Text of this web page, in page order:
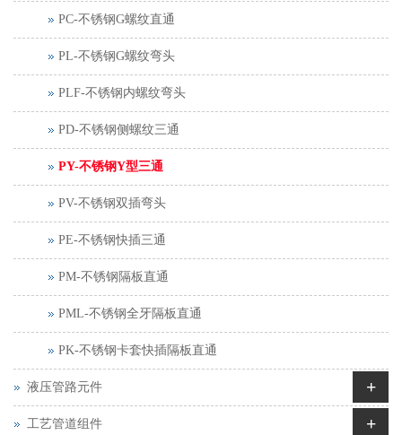
PC-不锈钢G螺纹直通
PL-不锈钢G螺纹弯头
PLF-不锈钢内螺纹弯头
PD-不锈钢侧螺纹三通
PY-不锈钢Y型三通
PV-不锈钢双插弯头
PE-不锈钢快插三通
PM-不锈钢隔板直通
PML-不锈钢全牙隔板直通
PK-不锈钢卡套快插隔板直通
液压管路元件 +
工艺管道组件 +